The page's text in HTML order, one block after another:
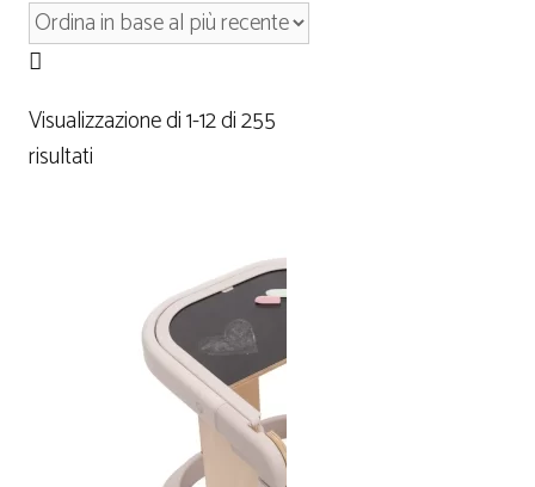
Visualizzazione di 1-12 di 255
risultati